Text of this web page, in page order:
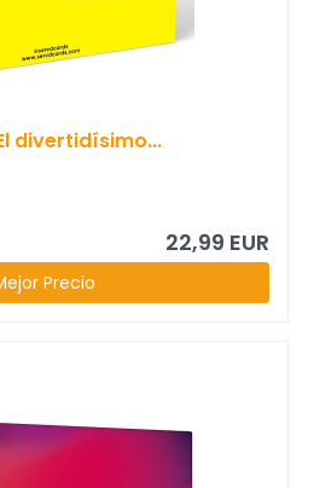
divertidísimo...
22,99 EUR
Precio